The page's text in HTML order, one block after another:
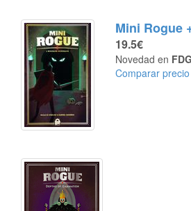
Mini Rogue
19.5€
Novedad en
Comparar precio